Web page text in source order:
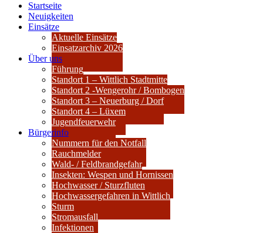
Startseite
Neuigkeiten
Einsätze
Aktuelle Einsätze
Einsatzarchiv 2026
Über uns
Führung
Standort 1 – Wittlich Stadtmitte
Standort 2 -Wengerohr / Bombogen
Standort 3 – Neuerburg / Dorf
Standort 4 – Lüxem
Jugendfeuerwehr
Bürgerinfo
Nummern für den Notfall
Rauchmelder
Wald- / Feldbrandgefahr
Insekten: Wespen und Hornissen
Hochwasser / Sturzfluten
Hochwassergefahren in Wittlich
Sturm
Stromausfall
Infektionen